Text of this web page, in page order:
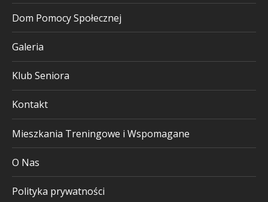
Dom Pomocy Społecznej
Galeria
Klub Seniora
Kontakt
Mieszkania Treningowe i Wspomagane
O Nas
Polityka prywatności